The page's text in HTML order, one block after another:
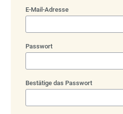
E-Mail-Adresse
Passwort
Bestätige das Passwort